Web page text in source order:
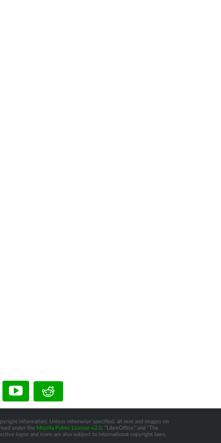
information: Unless otherwise specified, all text and images on
under the Mozilla Public License v2.0. “LibreOffice” and “The
logos and icons are also subject to international copyright laws.